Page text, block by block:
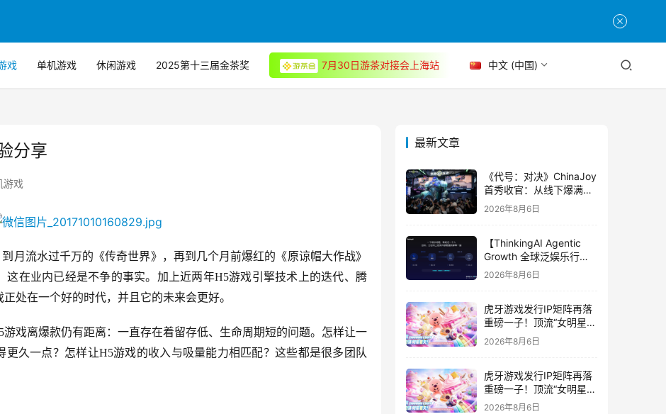
戏 单机游戏 休闲游戏 2025第十三届金茶奖 7月30日游茶对接会上海站 中文 (中国)
分享
游戏
月流水过千万的《传奇世界》，再到几个月前爆红的《原谅帽大作战》
在业内已经是不争的事实。加上近两年H5游戏引擎技术上的迭代、腾
处在一个好的时代，并且它的未来会更好。
游戏离爆款仍有距离：一直存在着留存低、生命周期短的问题。怎样让一
更久一点？怎样让H5游戏的收入与吸量能力相匹配？这些都是很多团队
最新文章
《代号：对决》ChinaJoy
首秀收官：从线下爆满看
见玩家的真实期待
2026年8月6日
【ThinkingAI Agentic
Growth 全球泛娱乐行业
峰会】Agent 时代，人到
2026年8月6日
虎牙游戏发行IP矩阵再落
重磅一子！顶流“女明星”
ZANMANG LOOPY 正版
3D消除手游《消消奇遇》
2026年8月6日
虎牙游戏发行IP矩阵再落
重磅一子！顶流“女明星”
ZANMANG LOOPY 正版
2026年8月6日